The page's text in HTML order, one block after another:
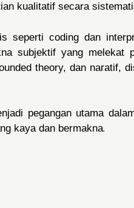
kualitatif secara
seperti coding dan
subjektif yang melekat
theory, dan naratif,
pegangan utama
kaya dan bermakna.